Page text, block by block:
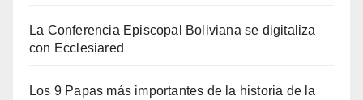
La Conferencia Episcopal Boliviana se digitaliza
con Ecclesiared
Los 9 Papas más importantes de la historia de la